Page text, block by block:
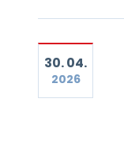
30. 04.
2026